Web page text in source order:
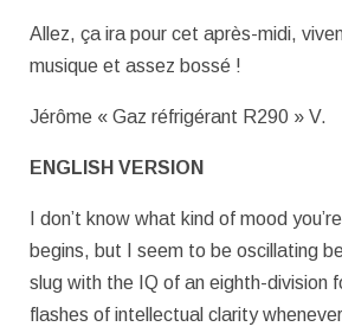
Allez, ça ira pour cet après-midi,
musique et assez bossé !
Jérôme « Gaz réfrigérant R290 » V.
ENGLISH VERSION
I don’t know what kind of mood
begins, but I seem to be oscillating
slug with the IQ of an eighth-division
flashes of intellectual clarity